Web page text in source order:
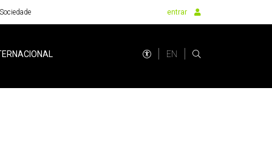
Sociedade entrar
EN